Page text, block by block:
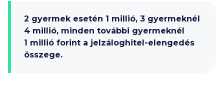
2 gyermek esetén 1 millió, 3 gyermeknél
4 millió, minden további gyermeknél
1 millió forint a jelzáloghitel-elengedés
összege.